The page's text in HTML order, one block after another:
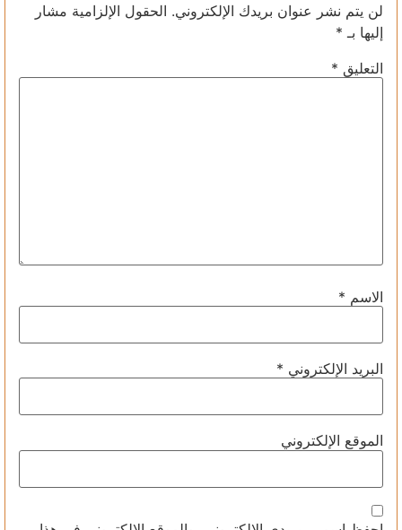
لن يتم نشر عنوان بريدك الإلكتروني. الحقول الإلزامية مشار
إليها بـ *
التعليق *
الاسم *
البريد الإلكتروني *
الموقع الإلكتروني